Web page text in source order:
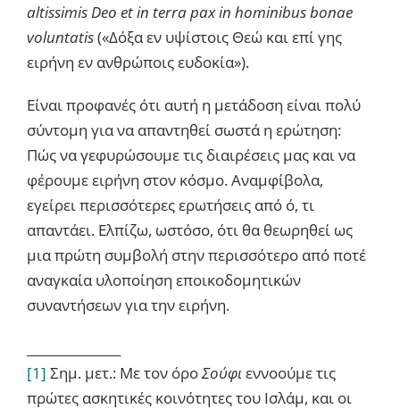
altissimis Deo etin terra pax in hominibus bonae
voluntatis(«Δόξα εν υψίστοις Θεώ και επί γης
ειρήνη εν ανθρώποις ευδοκία»).
Είναι προφανές ότι αυτή η μετάδοση είναι πολύ
σύντομη για να απαντηθεί σωστά η ερώτηση:
Πώς να γεφυρώσουμε τις διαιρέσεις μας και να
φέρουμε ειρήνη στον κόσμο. Αναμφίβολα,
εγείρει περισσότερες ερωτήσεις από ό, τι
απαντάει. Ελπίζω, ωστόσο, ότι θα θεωρηθεί ως
μια πρώτη συμβολή στην περισσότερο από ποτέ
αναγκαία υλοποίηση εποικοδομητικών
συναντήσεων για την ειρήνη.
[1] Σημ. μετ.: Με τον όροΣούφι εννοούμε τις
πρώτες ασκητικές κοινότητες του Ισλάμ, και οι